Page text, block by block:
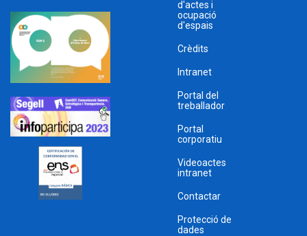
d'actes i
ocupació
d'espais
Crèdits
Intranet
Portal del
treballador
Portal
corporatiu
Videoactes
intranet
Contactar
Protecció de
dades